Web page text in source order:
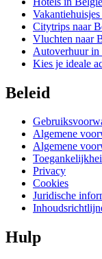
Citytrips naar
Vluchten naar
Autoverhuur in
Kies je ideale
Beleid
Algemene
Algemene
Privacy
Cookies
Juridische
Hulp